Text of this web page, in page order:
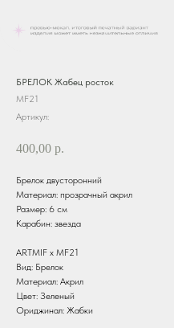
БРЕЛОК Жабец росток
MF21
Артикул:
400,00 р.
Брелок двусторонний
Материал: прозрачный акрил
Размер: 6 см
Карабин: звезда
ARTMIF х MF21
Вид: Брелок
Материал: Акрил
Цвет: Зеленый
Ориджинал: Жабки